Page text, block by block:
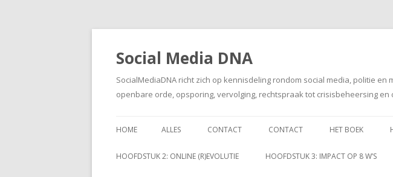
Social Media DNA
SocialMediaDNA richt zich op kennisdeling rondom social media, politie
openbare orde, opsporing, vervolging, rechtspraak tot crisisbeheersing en
HOME ALLES CONTACT CONTACT HET BOEK
HOOFDSTUK 2: ONLINE (R)EVOLUTIE HOOFDSTUK 3: IMPACT OP 8 W’S